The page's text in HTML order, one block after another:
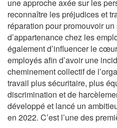
une approche axée sur les
reconnaître les préjudices et
réparation pour promouvoir
d’appartenance chez les
également d’influencer le
employés afin d’avoir une
cheminement collectif de
travail plus sécuritaire, plus
discrimination et de
développé et lancé un
en 2022. C’est l’une des